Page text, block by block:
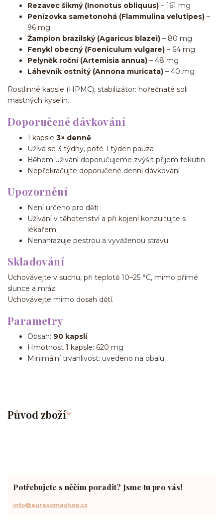
Rezavec šikmý (Inonotus obliquus) – 161 mg
Penízovka sametonohá (Flammulina velutipes) –
96 mg
Žampion brazilský (Agaricus blazei) – 80 mg
Fenykl obecný (Foeniculum vulgare) – 64 mg
Pelyněk roční (Artemisia annua) – 48 mg
Láhevník ostnitý (Annona muricata) – 40 mg
Rostlinné kapsle (HPMC), stabilizátor: hořečnaté soli
mastných kyselin.
Doporučené dávkování
1 kapsle 3× denně
Užívá se 3 týdny, poté 1 týden pauza
Během užívání doporučujeme zvýšit příjem tekutin
Nepřekračujte doporučené denní dávkování
Upozornění
Není určeno pro děti
Užívání v těhotenství a při kojení konzultujte s
lékařem
Nenahrazuje pestrou a vyváženou stravu
Skladování
Uchovávejte v suchu, při teplotě 10–25 °C, mimo přímé
slunce a mráz.
Uchovávejte mimo dosah dětí.
Parametry
Obsah: 90 kapslí
Hmotnost 1 kapsle: 620 mg
Minimální trvanlivost: uvedeno na obalu
Původ zboží
Potřebujete s něčím poradit? Jsme tu pro vás!
info@aurasomashop.cz